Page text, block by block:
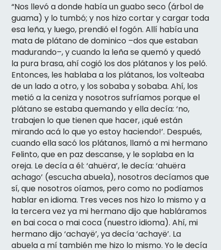
“Nos llevó a donde había un guabo seco (árbol de
guama) y lo tumbó; y nos hizo cortar y cargar toda
esa leña, y luego, prendió el fogón. Allí había una
mata de plátano de dominico –dos que estaban
madurando–, y cuando la leña se quemó y quedó
la pura brasa, ahí cogió los dos plátanos y los peló.
Entonces, les hablaba a los plátanos, los volteaba
de un lado a otro, y los sobaba y sobaba. Ahí, los
metió a la ceniza y nosotros sufríamos porque el
plátano se estaba quemando y ella decía: ‘no,
trabajen lo que tienen que hacer, ¡qué están
mirando acá lo que yo estoy haciendo!’. Después,
cuando ella sacó los plátanos, llamó a mi hermano
Felinto, que en paz descanse, y le soplaba en la
oreja. Le decía a él: ‘ahuëra’, le decía: ‘ahuëra
achago’ (escucha abuela), nosotros decíamos que
sí, que nosotros oíamos, pero como no podíamos
hablar en idioma. Tres veces nos hizo lo mismo y a
la tercera vez ya mi hermano dijo que habláramos
en bai coca o mai coca (nuestro idioma). Ahí, mi
hermano dijo ‘achayë’, ya decía ‘achayë’. La
abuela a mí también me hizo lo mismo. Yo le decía